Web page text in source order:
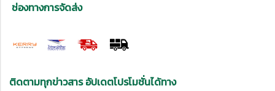
ช่องทางการจัดส่ง
ติดตามทุกข่าวสาร อัปเดตโปรโมชั่นได้ทาง